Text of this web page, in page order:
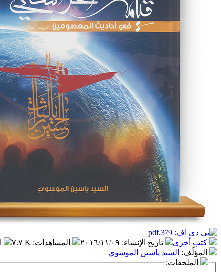
كتب أخرى تاريخ الإنشاء: ٢٠١٦/١١/٠٩ المشاهدات: ٧.٧ K
المؤلّف: السيد ياسين الموسوي
الملحقات: